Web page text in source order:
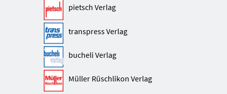
pietsch Verlag
transpress Verlag
bucheli Verlag
Müller Rüschlikon Verlag